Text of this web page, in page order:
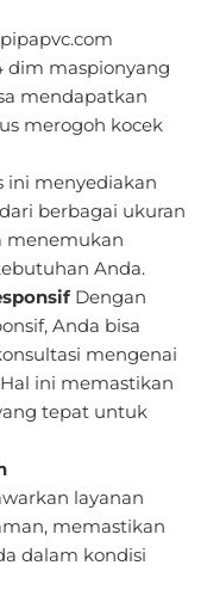
dim maspionyang
mendapatkan
merogoh kocek
ini menyediakan
berbagai ukuran
menemukan
Anda.
Dengan
Anda bisa
mengenai
ini memastikan
tepat untuk
layanan
memastikan
dalam kondisi